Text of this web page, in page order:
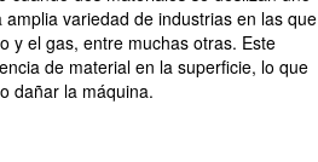
variedad de industrias en las que
y el gas, entre muchas otras. Este
de material en la superficie, lo que
dañar la máquina.